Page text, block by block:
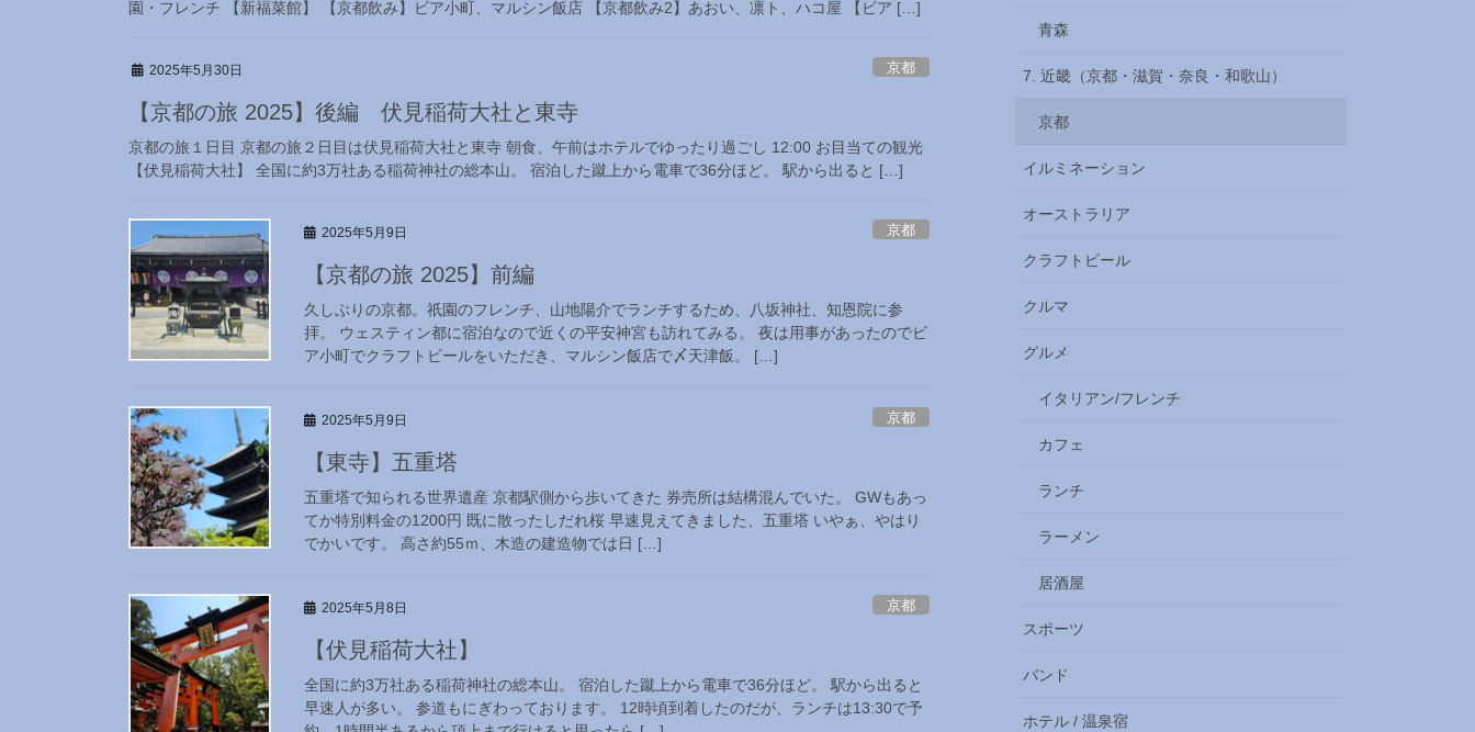
園・フレンチ 【新福菜館】 【京都飲み】ビア小町、マルシン飯店 【京都飲み2】あおい、凛ト、ハコ屋 【ビア […]
2025年5月30日 京都
【京都の旅 2025】後編 伏見稲荷大社と東寺
京都の旅１日目 京都の旅２日目は伏見稲荷大社と東寺 朝食、午前はホテルでゆったり過ごし 12:00 お目当ての観光
【伏見稲荷大社】 全国に約3万社ある稲荷神社の総本山。 宿泊した蹴上から電車で36分ほど。 駅から出ると […]
2025年5月9日 京都
【京都の旅 2025】前編
久しぶりの京都。祇園のフレンチ、山地陽介でランチするため、八坂神社、知恩院に参
拝。 ウェスティン都に宿泊なので近くの平安神宮も訪れてみる。 夜は用事があったのでビ
ア小町でクラフトビールをいただき、マルシン飯店で〆天津飯。 […]
2025年5月9日 京都
【東寺】五重塔
五重塔で知られる世界遺産 京都駅側から歩いてきた 券売所は結構混んでいた。 GWもあっ
てか特別料金の1200円 既に散ったしだれ桜 早速見えてきました、五重塔 いやぁ、やはり
でかいです。 高さ約55ｍ、木造の建造物では日 […]
2025年5月8日 京都
【伏見稲荷大社】
全国に約3万社ある稲荷神社の総本山。 宿泊した蹴上から電車で36分ほど。 駅から出ると
早速人が多い。 参道もにぎわっております。 12時頃到着したのだが、ランチは13:30で予
青森
7. 近畿（京都・滋賀・奈良・和歌山）
京都
イルミネーション
オーストラリア
クラフトビール
クルマ
グルメ
イタリアン/フレンチ
カフェ
ランチ
ラーメン
居酒屋
スポーツ
バンド
ホテル / 温泉宿